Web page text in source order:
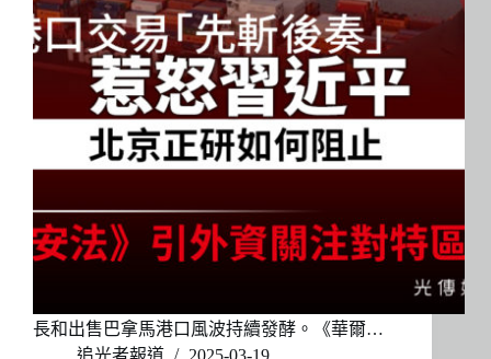
長和出售巴拿馬港口風波持續發酵。《華爾…